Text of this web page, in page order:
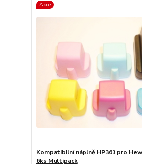
Akce
Kompatibilní náplně HP363 pro
6ks Multipack